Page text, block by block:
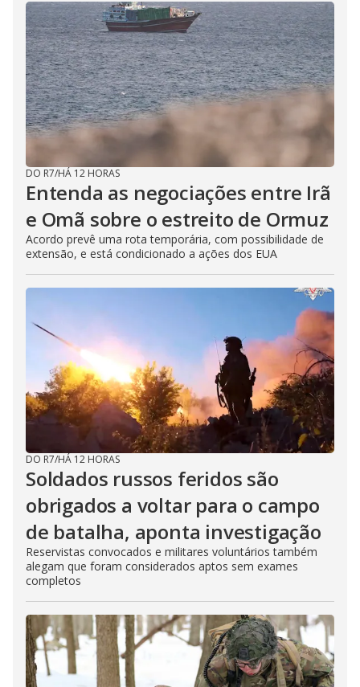
DO R7/HÁ 12 HORAS
Entenda as negociações entre Irã
e Omã sobre o estreito de Ormuz
Acordo prevê uma rota temporária, com possibilidade de
extensão, e está condicionado a ações dos EUA
DO R7/HÁ 12 HORAS
Soldados russos feridos são
obrigados a voltar para o campo
de batalha, aponta investigação
Reservistas convocados e militares voluntários também
alegam que foram considerados aptos sem exames
completos